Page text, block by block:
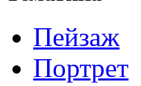
Пейзаж
Портрет